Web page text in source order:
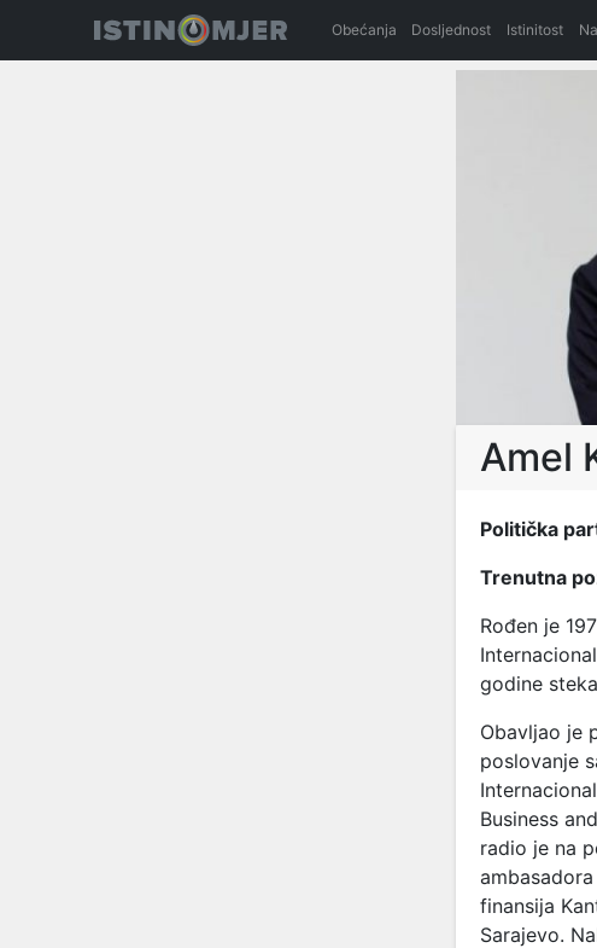
Obećanja Dosljednost Istinitost
Amel
Politička
Trenutna
Rođen je
godine
Obavljao je
poslovanje
Business
radio je na
finansija
Sarajevo.